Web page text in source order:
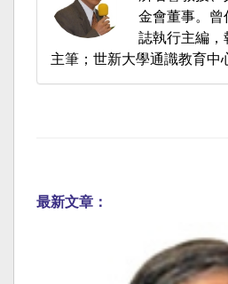
金會董事。曾
誌執行主編，
主筆；世新大學通識教育中
最新文章：